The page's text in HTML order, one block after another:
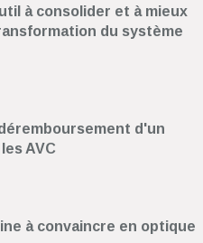
à consolider et à mieux
du système
d'un
AVC
à convaincre en optique